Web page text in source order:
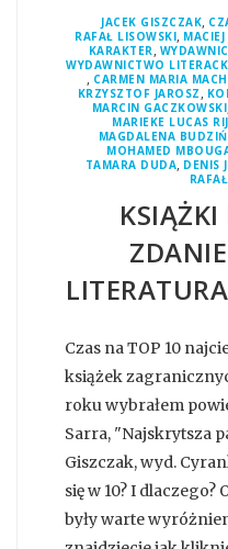
JACEK GISZCZAK,
RAFAŁ LISOWSKI,
KARAKTER ,
WYDAWNICTWO
, CARMEN MARIA
KRZYSZTOF JAROSZ ,
MARCIN GACZKOWSKI
MARIEKE LUCAS
MAGDALENA
MOHAMED
TAMARA DUDA, DENIS
Czas na TOP 10
książek
roku wybrałem
Sarra, "Najskrytsza
Giszczak, wyd.
się w 10? I
były warte